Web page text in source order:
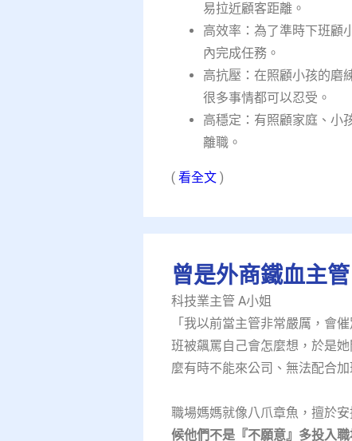
易拉近顧客距離。​
高效率：為了準時下班顧
內完成任務。 ​
高抗壓：在照顧小孩的磨
很多事情都可以忍受。​
高穩定：有照顧家庭、小
離職。​
( 看全文 )
曾是外商鐵血主
科技業主管 A小姐
「我以前當主管非常嚴厲，會
班被飆罵自己會怎麼想，於是
麼有時不能來公司、無法配合加
職場媽媽就像八爪章魚，擅於
候他們不是『不願意』多投入職